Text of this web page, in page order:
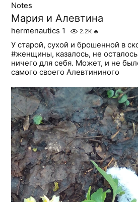
Notes
Мария и Алевтина
hermenautics 1 2.2K 🔥
У старой, сухой и брошенной в
#женщины, казалось, не
ничего для себя. Может, и не
самого своего Алевтининого